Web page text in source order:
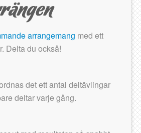
arrangemang med ett
Delta du också!
det ett antal deltävlingar
deltar varje gång.